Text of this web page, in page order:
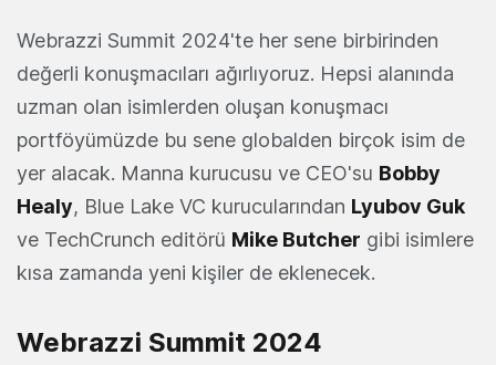
Webrazzi Summit 2024'te her sene birbirinden
değerli konuşmacıları ağırlıyoruz. Hepsi alanında
uzman olan isimlerden oluşan konuşmacı
portföyümüzde bu sene globalden birçok isim de
yer alacak. Manna kurucusu ve CEO'su Bobby
Healy, Blue Lake VC kurucularından Lyubov Guk
ve TechCrunch editörü Mike Butcher gibi isimlere
kısa zamanda yeni kişiler de eklenecek.
Webrazzi Summit 2024